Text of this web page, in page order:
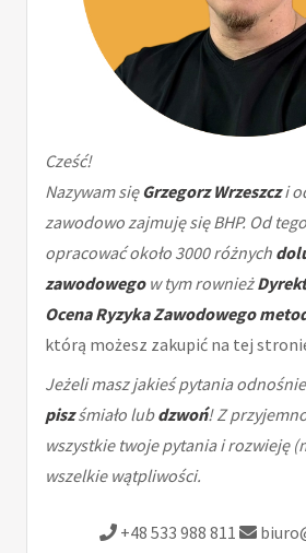
Cześć!
Nazywam sięGrzegorz Wrzeszczi
zawodowo zajmuję się BHP. Od
opracować około 3000 różnych
zawodowegow tym rownież
Ocena Ryzyka Zawodowego
którą możesz zakupić na tej
Jeżeli masz jakieś pytania
piszśmiało lubdzwoń! Z
wszystkie twoje pytania i rozwieję
wszelkie wątpliwości.
+48 533 988 811